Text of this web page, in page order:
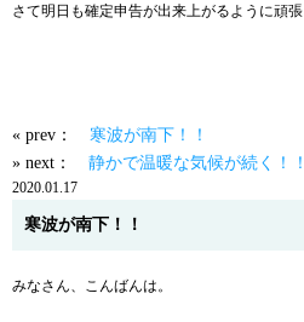
さて明日も確定申告が出来上がるように頑張
« prev： 寒波が南下！！
» next： 静かで温暖な気候が続く！
2020.01.17
寒波が南下！！
みなさん、こんばんは。